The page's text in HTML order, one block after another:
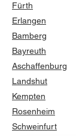
Fürth
Erlangen
Bamberg
Bayreuth
Aschaffenburg
Landshut
Kempten
Rosenheim
Schweinfurt